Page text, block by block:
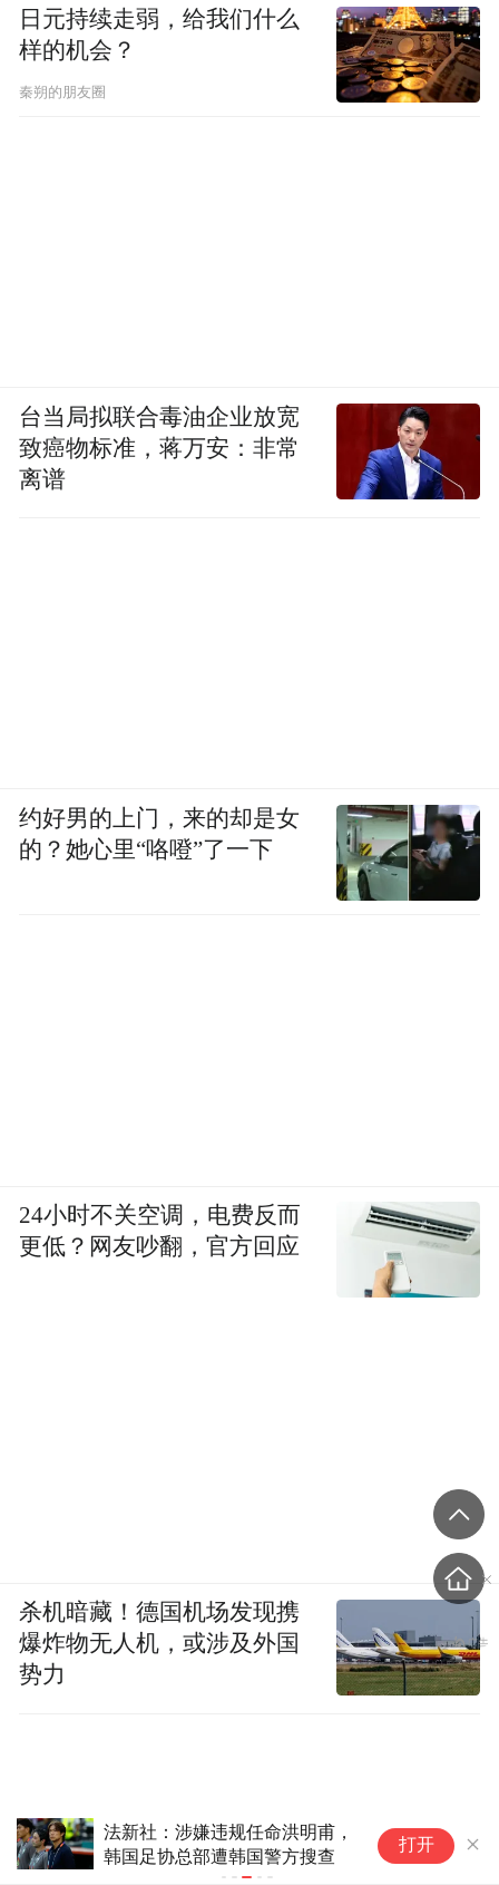
法新社：涉嫌违规任命洪明甫，
韩国足协总部遭韩国警方搜查
打开
日元持续走弱，给我们什么
样的机会？
秦朔的朋友圈
台当局拟联合毒油企业放宽
致癌物标准，蒋万安：非常
离谱
约好男的上门，来的却是女
的？她心里“咯噔”了一下
24小时不关空调，电费反而
更低？网友吵翻，官方回应
杀机暗藏！德国机场发现携
爆炸物无人机，或涉及外国
势力